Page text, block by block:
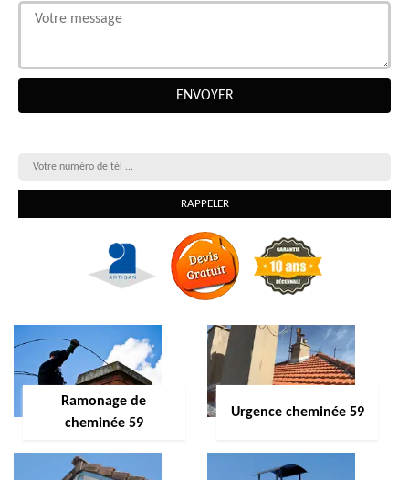
Ramonage de
cheminée 59
Urgence cheminée 59